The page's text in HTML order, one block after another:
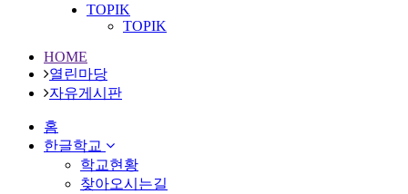
TOPIK
TOPIK
HOME
열린마당
자유게시판
홈
한글학교
학교현황
찾아오시는길